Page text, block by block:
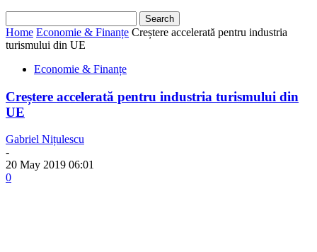
Home Economie & Finanțe Creștere accelerată pentru industria
turismului din UE
Economie & Finanțe
Creștere accelerată pentru industria turismului din
UE
Gabriel Nițulescu
-
20 May 2019 06:01
0